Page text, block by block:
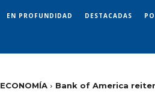
EN PROFUNDIDAD DESTACADAS
ECONOMÍA Bank of America